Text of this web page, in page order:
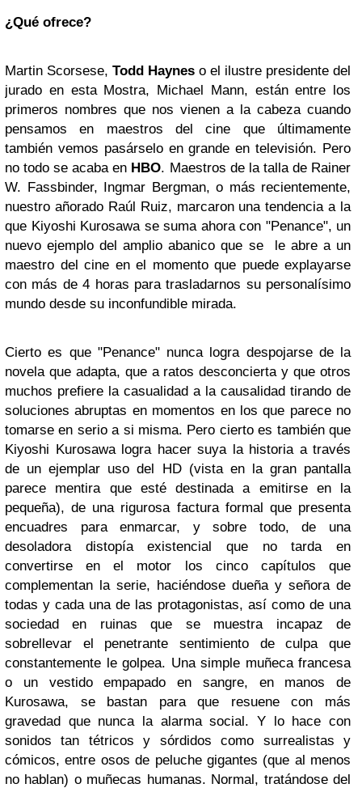
¿Qué ofrece?
Martin Scorsese, Todd Haynes o el ilustre presidente del
jurado en esta Mostra, Michael Mann, están entre los
primeros nombres que nos vienen a la cabeza cuando
pensamos en maestros del cine que últimamente
también vemos pasárselo en grande en televisión. Pero
no todo se acaba en HBO. Maestros de la talla de Rainer
W. Fassbinder, Ingmar Bergman, o más recientemente,
nuestro añorado Raúl Ruiz, marcaron una tendencia a la
que Kiyoshi Kurosawa se suma ahora con "Penance", un
nuevo ejemplo del amplio abanico que se le abre a un
maestro del cine en el momento que puede explayarse
con más de 4 horas para trasladarnos su personalísimo
mundo desde su inconfundible mirada.
Cierto es que "Penance" nunca logra despojarse de la
novela que adapta, que a ratos desconcierta y que otros
muchos prefiere la casualidad a la causalidad tirando de
soluciones abruptas en momentos en los que parece no
tomarse en serio a si misma. Pero cierto es también que
Kiyoshi Kurosawa logra hacer suya la historia a través
de un ejemplar uso del HD (vista en la gran pantalla
parece mentira que esté destinada a emitirse en la
pequeña), de una rigurosa factura formal que presenta
encuadres para enmarcar, y sobre todo, de una
desoladora distopía existencial que no tarda en
convertirse en el motor los cinco capítulos que
complementan la serie, haciéndose dueña y señora de
todas y cada una de las protagonistas, así como de una
sociedad en ruinas que se muestra incapaz de
sobrellevar el penetrante sentimiento de culpa que
constantemente le golpea. Una simple muñeca francesa
o un vestido empapado en sangre, en manos de
Kurosawa, se bastan para que resuene con más
gravedad que nunca la alarma social. Y lo hace con
sonidos tan tétricos y sórdidos como surrealistas y
cómicos, entre osos de peluche gigantes (que al menos
no hablan) o muñecas humanas. Normal, tratándose del